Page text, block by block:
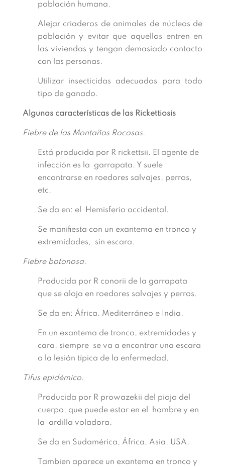
población humana.
Alejar criaderos de animales de núcleos de
población y evitar que aquellos entren en
las viviendas y tengan demasiado contacto
con las personas.
Utilizar insecticidas adecuados para todo
tipo de ganado.
Algunas características de las Rickettiosis
Fiebre de las Montañas Rocosas.
Está producida por R rickettsii. El agente de
infección es la garrapata. Y suele
encontrarse en roedores salvajes, perros,
etc.
Se da en: el Hemisferio occidental.
Se manifiesta con un exantema en tronco y
extremidades, sin escara.
Fiebre botonosa.
Producida por R conorii de la garrapata
que se aloja en roedores salvajes y perros.
Se da en: África. Mediterráneo e India.
En un exantema de tronco, extremidades y
cara, siempre se va a encontrar una escara
o la lesión típica de la enfermedad.
Tifus epidémico.
Producida por R prowazekii del piojo del
cuerpo, que puede estar en el hombre y en
la ardilla voladora.
Se da en Sudamérica, África, Asia, USA.
Tambien aparece un exantema en tronco y